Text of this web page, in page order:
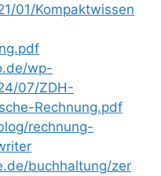
01/Kompaktwissen
wp-
07/ZDH-
Rechnung.pdf
rechnung-
buchhaltung/zer